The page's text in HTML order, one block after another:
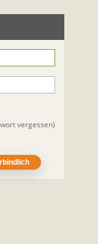
vergessen)